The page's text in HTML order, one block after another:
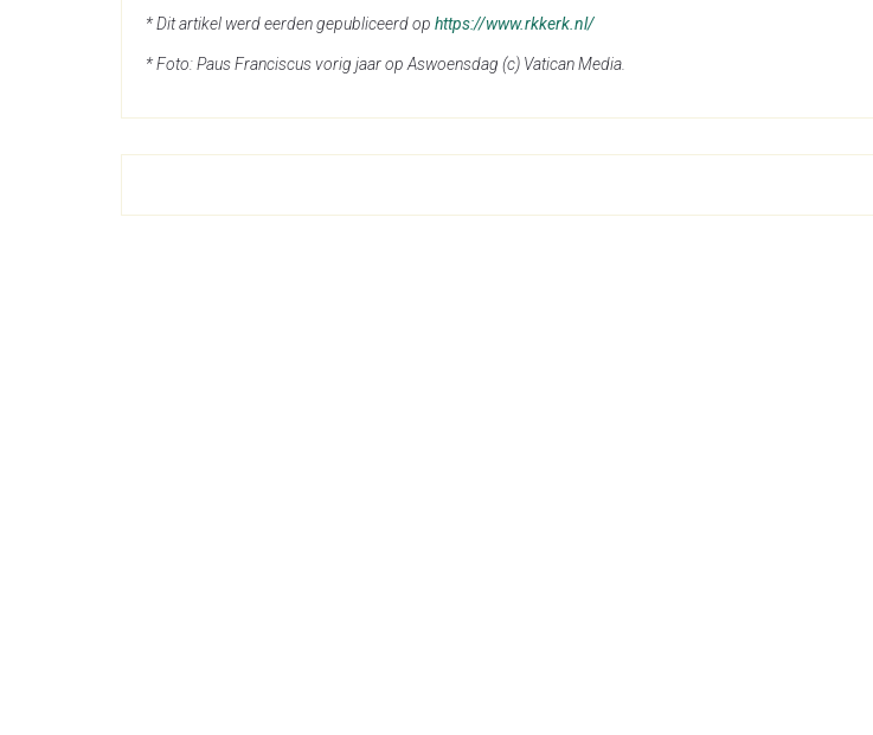
* Dit artikel werd eerden gepubliceerd op https://www.rkkerk.nl/
* Foto: Paus Franciscus vorig jaar op Aswoensdag (c) Vatican Media.